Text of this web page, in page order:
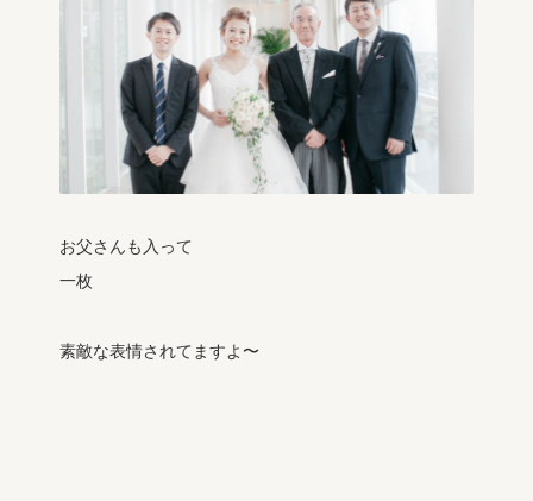
お父さんも入って
一枚
素敵な表情されてますよ〜